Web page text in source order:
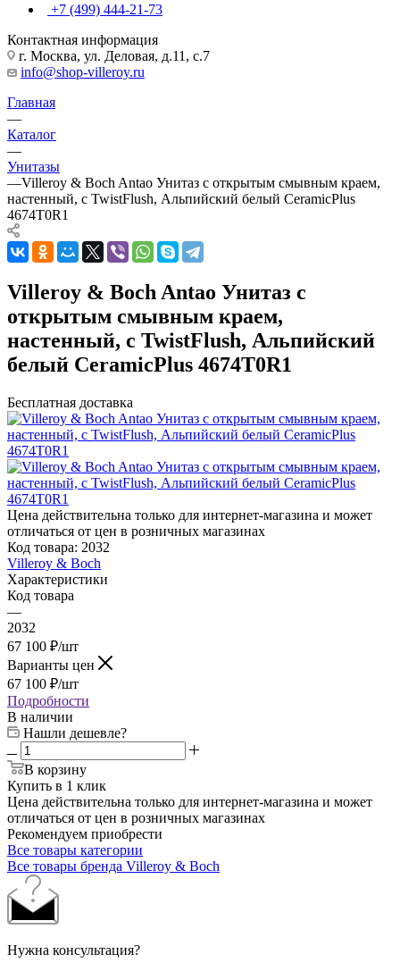
+7 (499) 444-21-73
Контактная информация
г. Москва, ул. Деловая, д.11, с.7
info@shop-villeroy.ru
Главная
—
Каталог
—
Унитазы
—Villeroy & Boch Antao Унитаз с открытым смывным краем,
настенный, с TwistFlush, Альпийский белый CeramicPlus
4674T0R1
Villeroy & Boch Antao Унитаз с
открытым смывным краем,
настенный, с TwistFlush, Альпийский
белый CeramicPlus 4674T0R1
Бесплатная доставка
Цена действительна только для интернет-магазина и может
отличаться от цен в розничных магазинах
Код товара: 2032
Villeroy & Boch
Характеристики
Код товара
—
2032
67 100 ₽/шт
Варианты цен
67 100 ₽/шт
Подробности
В наличии
Нашли дешевле?
В корзину
Купить в 1 клик
Цена действительна только для интернет-магазина и может
отличаться от цен в розничных магазинах
Рекомендуем приобрести
Все товары категории
Все товары бренда Villeroy & Boch
Нужна консультация?